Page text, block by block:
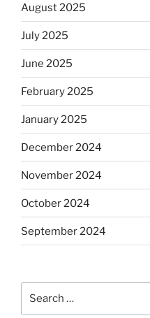
August 2025
July 2025
June 2025
February 2025
January 2025
December 2024
November 2024
October 2024
September 2024